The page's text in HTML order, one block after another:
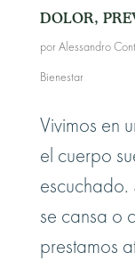
DOLOR,
por Alessandro
Bienestar
Vivimos en
el cuerpo
se cansa o
prestamos